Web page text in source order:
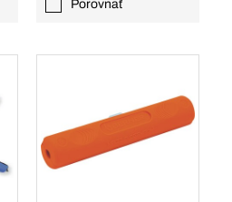
Porovnať